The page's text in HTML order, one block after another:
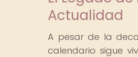
Actualidad
A pesar de la
calendario sigue